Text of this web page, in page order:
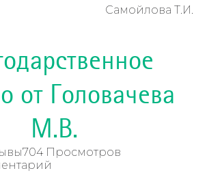
Самойлова Т.И.
от Головачева
М.В.
704 Просмотров